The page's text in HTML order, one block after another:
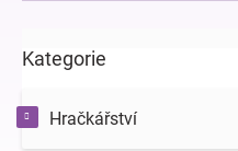
o
t
r
Přeskočit
Kategorie
Hračkářství